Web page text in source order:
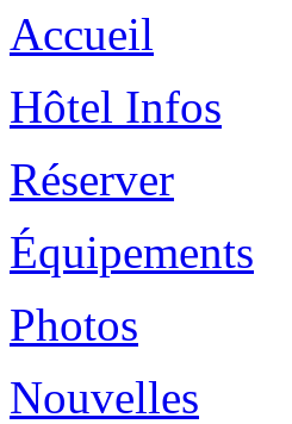
Accueil
Hôtel Infos
Réserver
Équipements
Photos
Nouvelles